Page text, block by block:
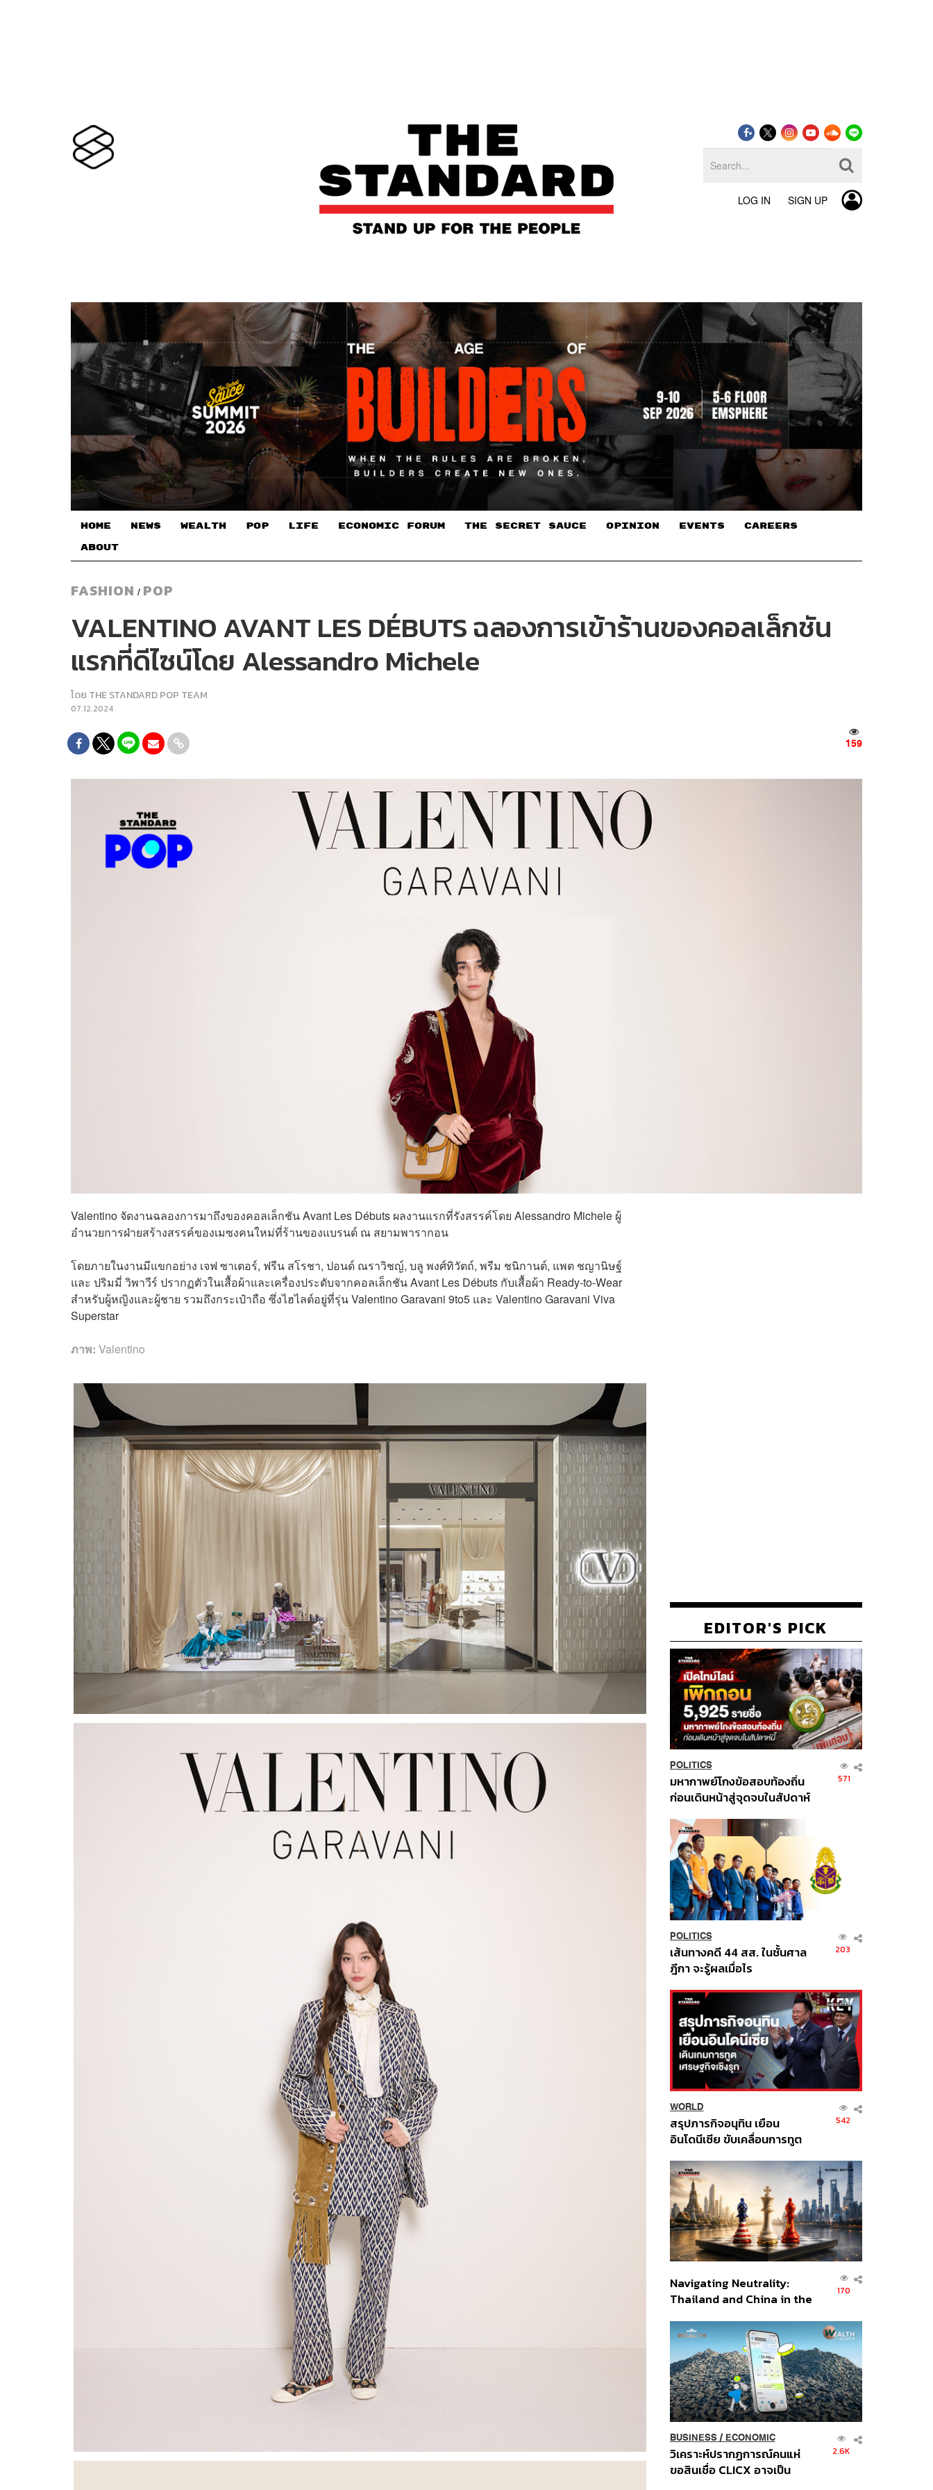
LOG IN SIGN UP
HOME NEWS WEALTH POP LIFE ECONOMIC FORUM THE SECRET SAUCE​ OPINION EVENTS CAREERS
ABOUT
FASHION / POP
VALENTINO AVANT LES DÉBUTS ฉลองการเข้าร้านของคอลเล็กชัน
แรกที่ดีไซน์โดย Alessandro Michele
โดย THE STANDARD POP TEAM
07.12.2024
159
Valentino จัดงานฉลองการมาถึงของคอลเล็กชัน Avant Les Débuts ผลงานแรกที่รังสรรค์โดย Alessandro Michele ผู้
อำนวยการฝ่ายสร้างสรรค์ของเมซงคนใหม่ที่ร้านของแบรนด์ ณ สยามพารากอน
โดยภายในงานมีแขกอย่าง เจฟ ซาเตอร์, ฟรีน สโรชา, ปอนด์ ณราวิชญ์, บลู พงศ์ทิวัตถ์, พรีม ชนิกานต์, แพต ชญานิษฐ์
และ ปริมมี่ วิพาวีร์ ปรากฏตัวในเสื้อผ้าและเครื่องประดับจากคอลเล็กชัน Avant Les Débuts กับเสื้อผ้า Ready-to-Wear
สำหรับผู้หญิงและผู้ชาย รวมถึงกระเป๋าถือ ซึ่งไฮไลต์อยู่ที่รุ่น Valentino Garavani 9to5 และ Valentino Garavani Viva
Superstar
ภาพ: Valentino
EDITOR'S PICK
POLITICS
มหากาพย์โกงข้อสอบท้องถิ่น
ก่อนเดินหน้าสู่จุดจบในสัปดาห์
571
POLITICS
เส้นทางคดี 44 สส. ในชั้นศาล
ฎีกา จะรู้ผลเมื่อไร
203
WORLD
สรุปภารกิจอนุทิน เยือน
อินโดนีเซีย ขับเคลื่อนการทูต
ส่วนยุทธศาสตร์ไทย –
อินโดนีเซีย
542
Navigating Neutrality:
Thailand and China in the
Order
170
BUSINESS/ ECONOMIC
วิเคราะห์ปรากฏการณ์คนแห่
ขอสินเชื่อ CLICX อาจเป็น
2.6K